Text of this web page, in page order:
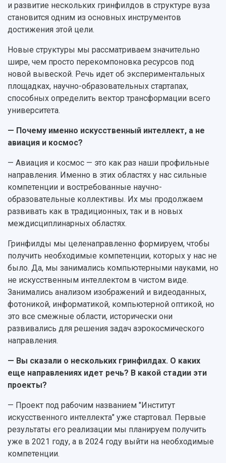
и развитие нескольких гринфилдов в структуре вуза
становится одним из основных инструментов
достижения этой цели.
Новые структуры мы рассматриваем значительно
шире, чем просто перекомпоновка ресурсов под
новой вывеской. Речь идет об экспериментальных
площадках, научно-образовательных стартапах,
способных определить вектор трансформации всего
университета.
— Почему именно искусственный интеллект, а не
авиация и космос?
— Авиация и космос — это как раз наши профильные
направления. Именно в этих областях у нас сильные
компетенции и востребованные научно-
образовательные коллективы. Их мы продолжаем
развивать как в традиционных, так и в новых
междисциплинарных областях.
Гринфилды мы целенаправленно формируем, чтобы
получить необходимые компетенции, которых у нас не
было. Да, мы занимались компьютерными науками, но
не искусственным интеллектом в чистом виде.
Занимались анализом изображений и видеоданных,
фотоникой, информатикой, компьютерной оптикой, но
это все смежные области, исторически они
развивались для решения задач аэрокосмического
направления.
— Вы сказали о нескольких гринфилдах. О каких
еще направлениях идет речь? В какой стадии эти
проекты?
— Проект под рабочим названием "Институт
искусственного интеллекта" уже стартовал. Первые
результаты его реализации мы планируем получить
уже в 2021 году, а в 2024 году выйти на необходимые
компетенции.